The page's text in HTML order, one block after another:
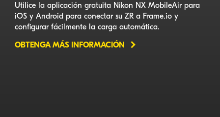
Utilice la aplicación gratuita Nikon NX MobileAir para
iOS y Android para conectar su ZR a Frame.io y
configurar fácilmente la carga automática.
OBTENGA MÁS INFORMACIÓN